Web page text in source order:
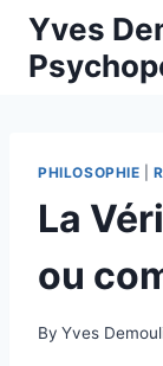
Skip
content
Yves
PHILOSOPHIE |
La
ou
By Yves